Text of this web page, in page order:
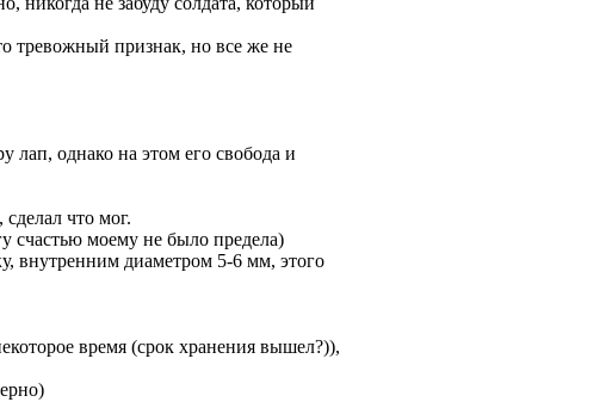
тревожный признак, но все же не
лап, однако на этом его свобода и
что мог.
счастью моему не было предела)
внутренним диаметром 5-6 мм, этого
время (срок хранения вышел?)),